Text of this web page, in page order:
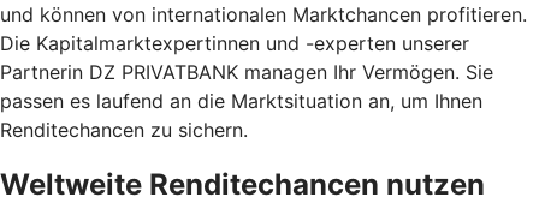
und können von internationalen Marktchancen profitieren.
Die Kapitalmarktexpertinnen und -experten unserer
Partnerin DZ PRIVATBANK managen Ihr Vermögen. Sie
passen es laufend an die Marktsituation an, um Ihnen
Renditechancen zu sichern.
Weltweite Renditechancen nutzen